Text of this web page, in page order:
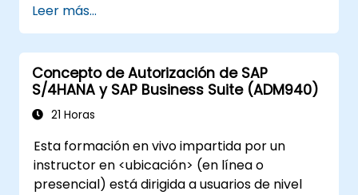
Configurar sistemas y crear destinos RFC.
Programar y monitorear trabajos en
segundo plano.
Leer más...
Concepto de Autorización de SAP
S/4HANA y SAP Business Suite (ADM940)
21 Horas
Esta formación en vivo impartida por un
instructor en <ubicación> (en línea o
presencial) está dirigida a usuarios de nivel